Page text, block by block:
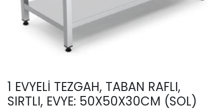
1 EVYELİ TEZGAH, TABAN RAFLI,
SIRTLI, EVYE: 50X50X30CM (SOL)